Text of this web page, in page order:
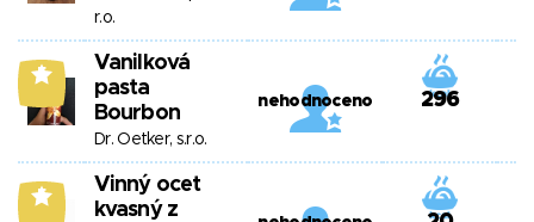
r.o.
5
Vanilková
pasta
Bourbon
Dr. Oetker, s.r.o.
nehodnoceno 296
5
Vinný ocet
kvasný z